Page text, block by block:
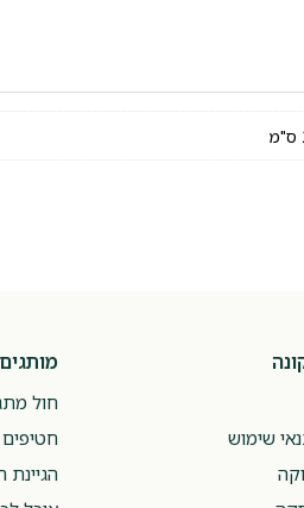
שימוש
חול